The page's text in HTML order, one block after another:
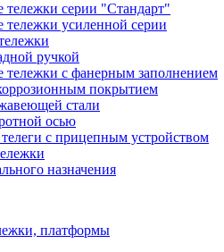
серии "Стандарт"
усиленной серии
ручкой
с фанерным заполнением
покрытием
стали
осью
с прицепным устройством
назначения
платформы